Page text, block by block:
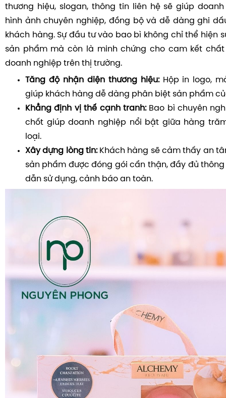
thương hiệu, slogan, thông tin liên hệ sẽ giúp
hình ảnh chuyên nghiệp, đồng bộ và dễ dàng ghi
khách hàng. Sự đầu tư vào bao bì không chỉ thể hiện
sản phẩm mà còn là minh chứng cho cam kết
doanh nghiệp trên thị trường.
Tăng độ nhận diện thương hiệu:Hộp in logo,
giúp khách hàng dễ dàng phân biệt sản phẩm
Khẳng định vị thế cạnh tranh:Bao bì chuyên
chốt giúp doanh nghiệp nổi bật giữa hàng
loại.
Xây dựng lòng tin:Khách hàng sẽ cảm thấy an
sản phẩm được đóng gói cẩn thận, đầy đủ thông
dẫn sử dụng, cảnh báo an toàn.